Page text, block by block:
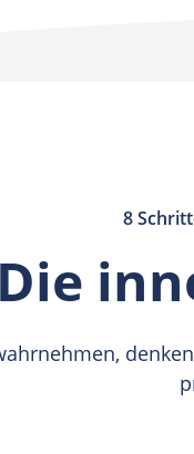
8
Die